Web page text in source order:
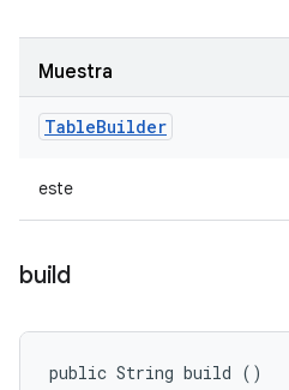
Muestra
TableBuilder
este
build
public String build ()